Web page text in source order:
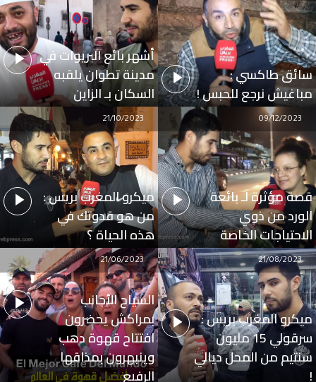
سائق طاكسي :
مباغيش نرجع للحبس !
أشهر بائع البريوات في
مدينة تطوان يلقبه
السكان بـ الزاين
قصة مؤثرة لـ بائعة
الورد من ذوي
الاحتياجات الخاصة
09/12/2023
ميكرو المغرب بريس :
من هو قدوتك في
هذه الحياة ؟
21/10/2023
ميكرو المغرب بريس :
سرقولي 15 مليون
سنتيم من المحل ديالي
!
21/08/2023
السياح الأجانب
بمراكش يحضرون
افتتاح قهوة دهب
وينبهرون بمذاقها
الرفيع
21/06/2023